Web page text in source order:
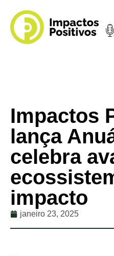
Impactos
lança
celebra
impacto
janeiro 23, 2025